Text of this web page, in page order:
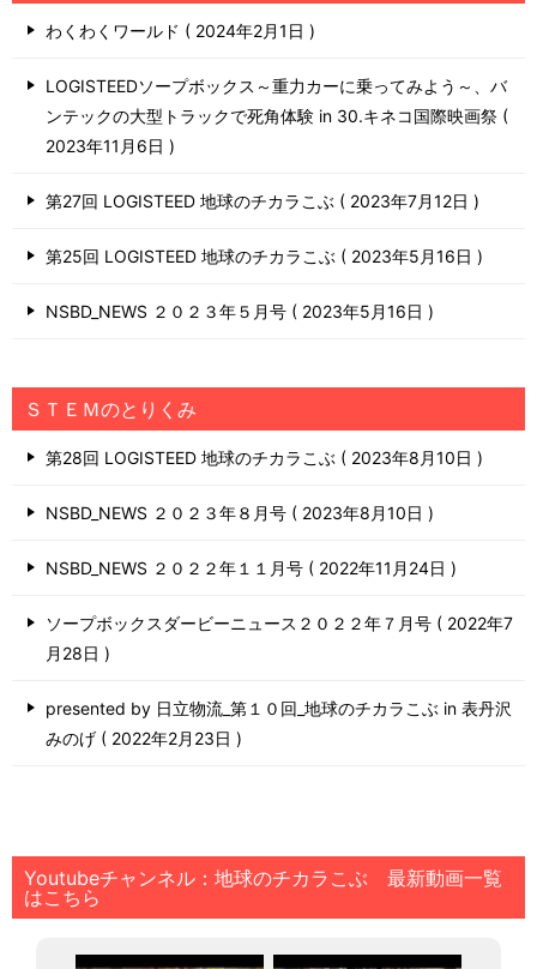
わくわくワールド 2024年2月1日
LOGISTEEDソープボックス～重力カーに乗ってみよう～、バ
ンテックの大型トラックで死角体験 in 30.キネコ国際映画祭
2023年11月6日
第27回 LOGISTEED 地球のチカラこぶ 2023年7月12日
第25回 LOGISTEED 地球のチカラこぶ 2023年5月16日
NSBD_NEWS ２０２３年５月号 2023年5月16日
ＳＴＥＭのとりくみ
第28回 LOGISTEED 地球のチカラこぶ 2023年8月10日
NSBD_NEWS ２０２３年８月号 2023年8月10日
NSBD_NEWS ２０２２年１１月号 2022年11月24日
ソープボックスダービーニュース２０２２年７月号
2022年7
月28日
presented by 日立物流_第１０回_地球のチカラこぶ in 表丹沢
みのげ
2022年2月23日
Youtubeチャンネル：地球のチカラこぶ 最新動画一覧
はこちら